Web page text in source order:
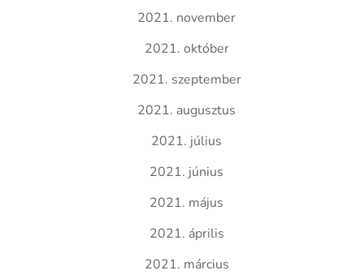
2021. november
2021. október
2021. szeptember
2021. augusztus
2021. július
2021. június
2021. május
2021. április
2021. március